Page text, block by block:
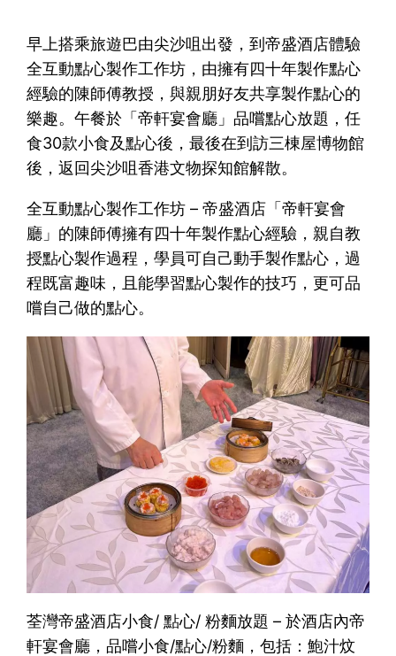
早上搭乘旅遊巴由尖沙咀出發，到帝盛酒店體驗
全互動點心製作工作坊，由擁有四十年製作點心
經驗的陳師傅教授，與親朋好友共享製作點心的
樂趣。午餐於「帝軒宴會廳」品嚐點心放題，任
食30款小食及點心後，最後在到訪三棟屋博物館
後，返回尖沙咀香港文物探知館解散。
全互動點心製作工作坊 – 帝盛酒店「帝軒宴會
廳」的陳師傅擁有四十年製作點心經驗，親自教
授點心製作過程，學員可自己動手製作點心，過
程既富趣味，且能學習點心製作的技巧，更可品
嚐自己做的點心。
荃灣帝盛酒店小食/ 點心/ 粉麵放題 – 於酒店內帝
軒宴會廳，品嚐小食/點心/粉麵，包括：鮑汁炆